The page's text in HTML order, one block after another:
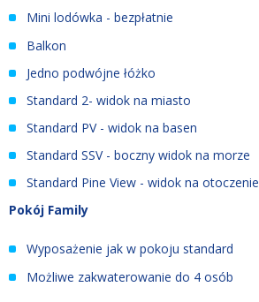
Mini lodówka - bezpłatnie
Balkon
Jedno podwójne łóżko
Standard 2- widok na miasto
Standard PV - widok na basen
Standard SSV - boczny widok na morze
Standard Pine View - widok na otoczenie
Pokój Family
Wyposażenie jak w pokoju standard
Możliwe zakwaterowanie do 4 osób